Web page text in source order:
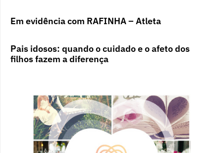
Em evidência com RAFINHA – Atleta
Pais idosos: quando o cuidado e o afeto dos
filhos fazem a diferença